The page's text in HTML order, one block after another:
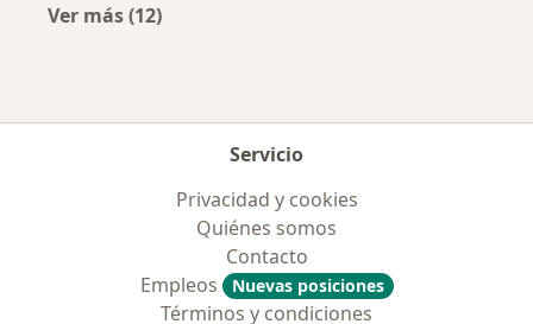
Ver más (12)
Servicio
Privacidad y cookies
Quiénes somos
Contacto
Empleos
Nuevas posiciones
Términos y condiciones